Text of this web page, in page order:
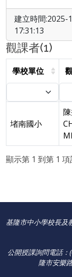
建立時間:2025-
17:31:13
觀課者(1)
學校單位
堵南國小
顯示第 1 到第 1
基隆市中小學校長及
公開授課詢問電話
隆市安樂